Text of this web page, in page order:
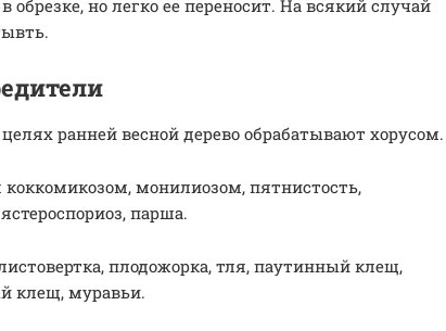
но легко ее переносит. На всякий случай
ранней весной дерево обрабатывают хорусом.
монилиозом, пятнистость,
парша.
плодожорка, тля, паутинный клещ,
клещ, муравьи.